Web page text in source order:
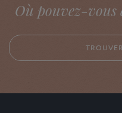
Où pouvez-vous